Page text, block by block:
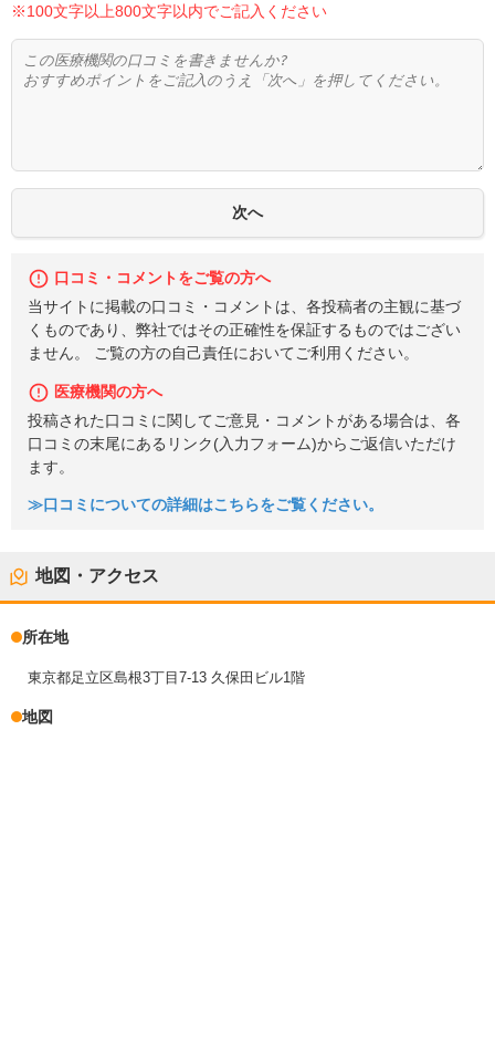
※100文字以上800文字以内でご記入ください
口コミ・コメントをご覧の方へ
当サイトに掲載の口コミ・コメントは、各投稿者の主観に基づ
くものであり、弊社ではその正確性を保証するものではござい
ません。 ご覧の方の自己責任においてご利用ください。
医療機関の方へ
投稿された口コミに関してご意見・コメントがある場合は、各
口コミの末尾にあるリンク(入力フォーム)からご返信いただけ
ます。
≫口コミについての詳細はこちらをご覧ください。
地図・アクセス
所在地
東京都足立区島根3丁目7-13 久保田ビル1階
地図